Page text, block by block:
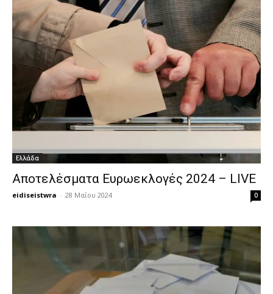
Ελλάδα
Αποτελέσματα Ευρωεκλογές 2024 – LIVE
eidiseistwra - 28 Μαΐου 2024 0